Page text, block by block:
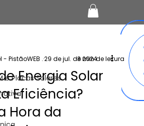
e Placas Solares
Energia Solar
Eficiência?
Hora da
- PistãoWEB .29 de jul. de 20243 min de leitura